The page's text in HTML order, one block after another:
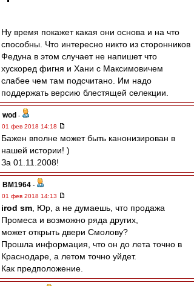
Ну время покажет какая они основа и на что
способны. Что интересно никто из сторонников
Федуна в этом случает не напишет что
хускоред фигня и Хани с Максимовичем
слабее чем там подсчитано. Им надо
поддержать версию блестящей селекции.
wod -
01 фев 2018 14:18
Бажен вполне может быть канонизирован в
нашей истории! )
За 01.11.2008!
BM1964 -
01 фев 2018 14:13
irod sm , Юр, а не думаешь, что продажа
Промеса и возможно ряда других,
может открыть двери Смолову?
Прошла информация, что он до лета точно в
Краснодаре, а летом точно уйдет.
Как предположение.